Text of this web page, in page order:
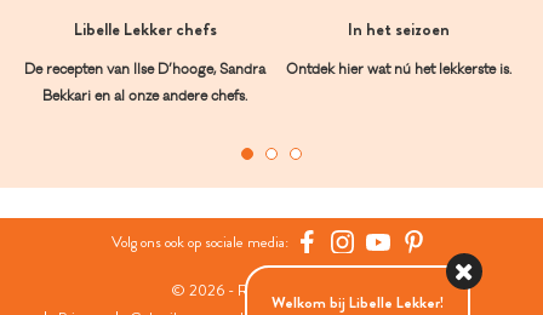
Libelle Lekker chefs
De recepten van Ilse D’hooge, Sandra
Bekkari en al onze andere chefs.
In het seizoen
Ontdek hier wat nú het lekkerste is.
Volg ons ook op sociale media:
© 2026 - Roularta Media Group
Welkom bij Libelle Lekker!